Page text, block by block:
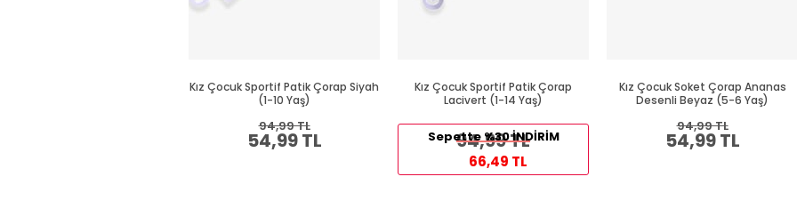
Kız Çocuk Sportif Patik Çorap Siyah
(1-10 Yaş)
54,99 TL
94,99 TL
Kız Çocuk Sportif Patik Çorap
Lacivert (1-14 Yaş)
94,99 TL
Sepette %30 İNDİRİM
66,49 TL
Kız Çocuk Soket Çorap Ananas
Desenli Beyaz (5-6 Yaş)
54,99 TL
94,99 TL